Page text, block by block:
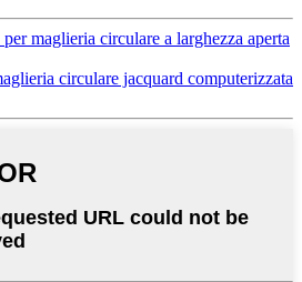
maglieria circulare a larghezza aperta
circulare jacquard computerizzata